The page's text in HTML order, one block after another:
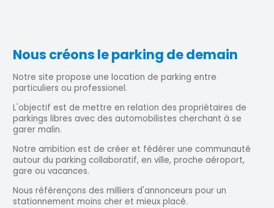
Nous créons le parking de demain
Notre site propose une location de parking entre
particuliers ou professionel.
L'objectif est de mettre en relation des propriétaires de
parkings libres avec des automobilistes cherchant à se
garer malin.
Notre ambition est de créer et fédérer une communauté
autour du parking collaboratif, en ville, proche aéroport,
gare ou vacances.
Nous référençons des milliers d'annonceurs pour un
stationnement moins cher et mieux placé.